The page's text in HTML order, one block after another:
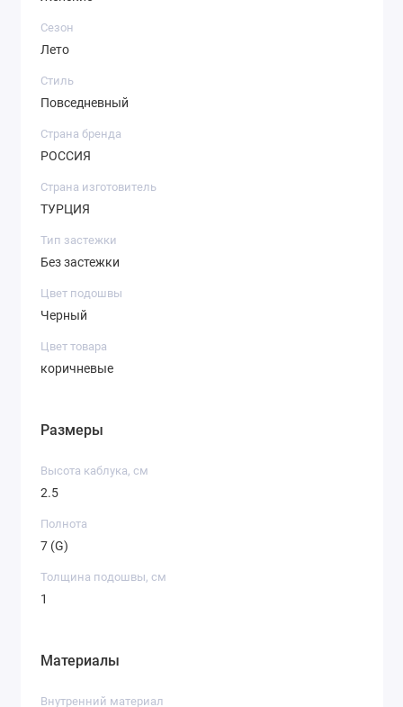
Сезон
Лето
Стиль
Повседневный
Страна бренда
РОССИЯ
Страна изготовитель
ТУРЦИЯ
Тип застежки
Без застежки
Цвет подошвы
Черный
Цвет товара
коричневые
Размеры
Высота каблука, см
2.5
Полнота
7 (G)
Толщина подошвы, см
1
Материалы
Внутренний материал